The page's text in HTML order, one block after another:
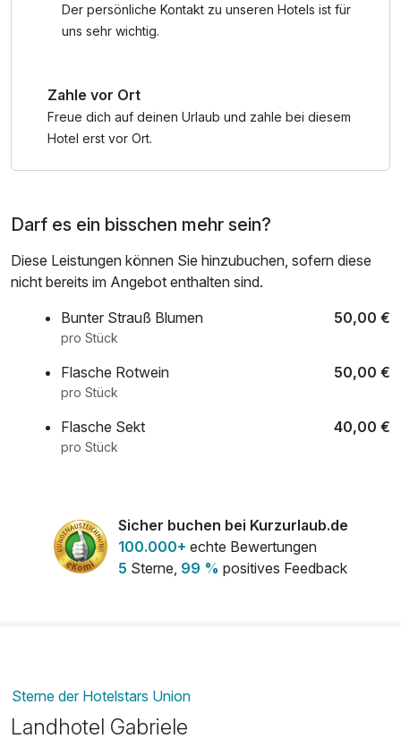
Der persönliche Kontakt zu unseren Hotels ist für
uns sehr wichtig.
Zahle vor Ort
Freue dich auf deinen Urlaub und zahle bei diesem
Hotel erst vor Ort.
Darf es ein bisschen mehr sein?
Diese Leistungen können Sie hinzubuchen, sofern diese
nicht bereits im Angebot enthalten sind.
Bunter Strauß Blumen
50,00 €
pro Stück
Flasche Rotwein 50,00 €
pro Stück
Flasche Sekt 40,00 €
pro Stück
Sicher buchen bei Kurzurlaub.de
100.000+ echte Bewertungen
5 Sterne, 99 % positives Feedback
Sterne der Hotelstars Union
Landhotel Gabriele